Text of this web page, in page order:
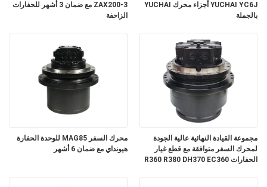
ZAX200-3 مع ضمان 3 أشهر للحفارات
الزاحفة
YUCHAI YC6J أجزاء محرك YUCHAI
بالجملة
محرك السفر MAG85 للوحدة الحفارة
هيونداي مع ضمان 6 أشهر
مجموعة القيادة النهائية عالية الجودة
لمحرك السفر متوافقة مع قطع غيار
الحفارات R360 R380 DH370 EC360